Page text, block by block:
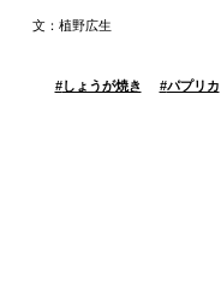
文：植野広生
#しょうが焼き #パプリカ